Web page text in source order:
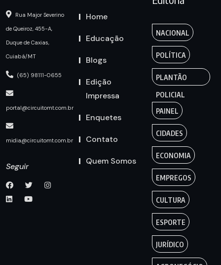
Rua Major Severino
de Queiroz, 455-A,
Duque de Caxias,
Cuiabá/MT
(65) 98111-0655
portal@circuitomt.com.br
midia@circuitomt.com.br
Seguir
Home
Educação
Blogs
Edição
Impressa
Enquetes
Contato
Quem Somos
NACIONAL
POLÍTICA
PLANTÃO
POLICIAL
PAINEL
CIDADES
ECONOMIA
EMPREGOS
CULTURA
ESPORTE
JURÍDICO